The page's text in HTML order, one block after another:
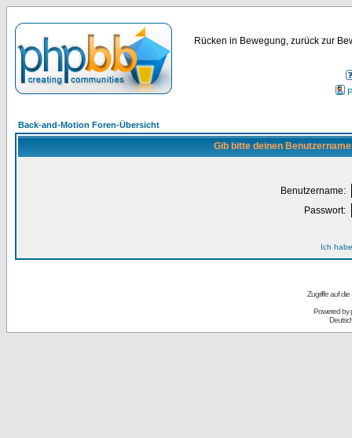
Rücken in Bewegung, zurück zur
Back-and-Motion Foren-Übersicht
Gib bitte deinen
Benutzername:
Passwort:
Ich
Zugriffe auf
Powered by